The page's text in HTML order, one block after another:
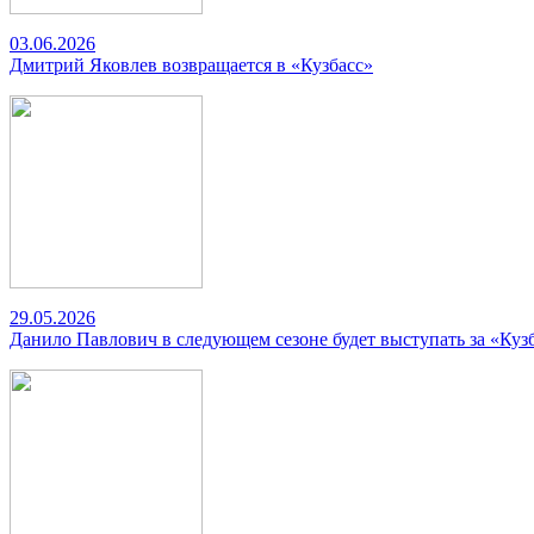
03.06.2026
Дмитрий Яковлев возвращается в «Кузбасс»
29.05.2026
Данило Павлович в следующем сезоне будет выступать за